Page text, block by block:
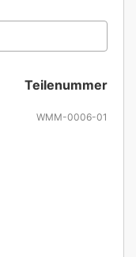
Teilenummer
WMM-0006-01